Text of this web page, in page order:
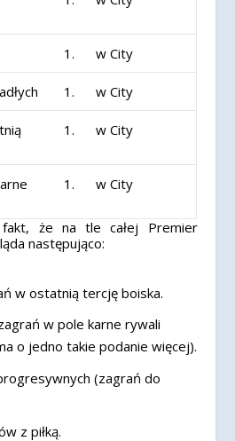
1. w City
1. w City
1. w City
1. w City
że na tle całej Premier
następująco:
w ostatnią tercję boiska.
w pole karne rywali
o jedno takie podanie więcej).
(zagrań do
z piłką.